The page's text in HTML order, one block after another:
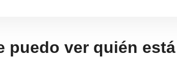
puedo ver quién